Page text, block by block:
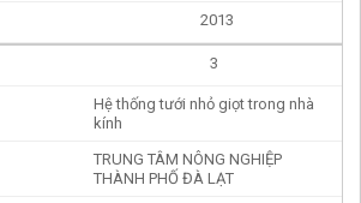
2013
3
Hệ thống tưới nhỏ giọt trong nhà
kính
TRUNG TÂM NÔNG NGHIỆP
THÀNH PHỐ ĐÀ LẠT